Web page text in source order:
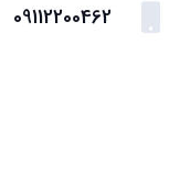
09112200462